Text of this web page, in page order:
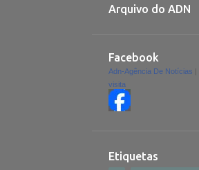
Arquivo do ADN
Facebook
Adn-Agência De Notícias
visita
Etiquetas